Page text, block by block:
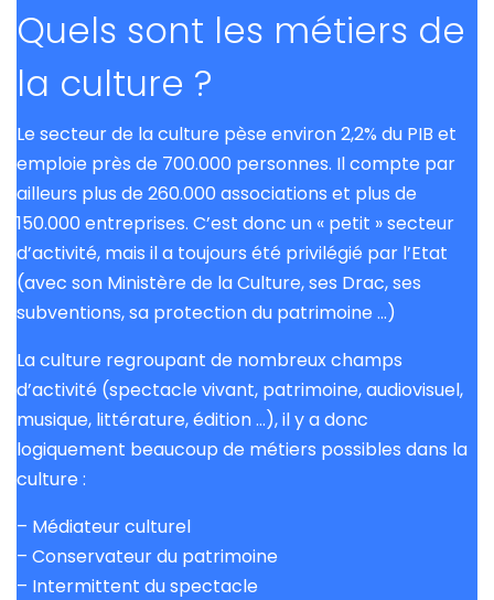
Quels sont les métiers de
la culture ?
Le secteur de la culture pèse environ 2,2% du PIB et
emploie près de 700.000 personnes. Il compte par
ailleurs plus de 260.000 associations et plus de
150.000 entreprises. C’est donc un « petit » secteur
d’activité, mais il a toujours été privilégié par l’Etat
(avec son Ministère de la Culture, ses Drac, ses
subventions, sa protection du patrimoine …)
La culture regroupant de nombreux champs
d’activité (spectacle vivant, patrimoine, audiovisuel,
musique, littérature, édition …), il y a donc
logiquement beaucoup de métiers possibles dans la
culture :
– Médiateur culturel
– Conservateur du patrimoine
– Intermittent du spectacle